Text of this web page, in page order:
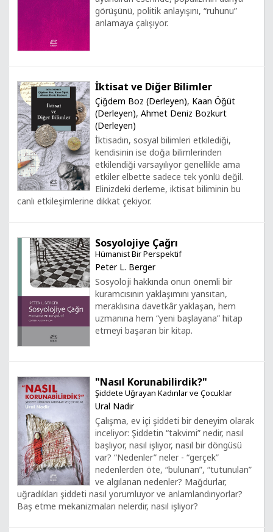
görüşünü, politik anlayışını, “ruhunu”
anlamaya çalışıyor.
İktisat ve Diğer Bilimler
Çiğdem Boz (Derleyen), Kaan Öğüt
(Derleyen), Ahmet Deniz Bozkurt
(Derleyen)
İktisadın, sosyal bilimleri etkilediği,
kendisinin ise doğa bilimlerinden
etkilendiği varsayılıyor genellikle ama
etkiler elbette sadece tek yönlü değil.
Elinizdeki derleme, iktisat biliminin bu
canlı etkileşimlerine dikkat çekiyor.
Sosyolojiye Çağrı
Hümanist Bir Perspektif
Peter L. Berger
Sosyoloji hakkında onun önemli bir
kuramcısının yaklaşımını yansıtan,
meraklısına davetkâr yaklaşan, hem
uzmanına hem “yeni başlayana” hitap
etmeyi başaran bir kitap.
"Nasıl Korunabilirdik?"
Şiddete Uğrayan Kadınlar ve Çocuklar
Ural Nadir
Çalışma, ev içi şiddeti bir deneyim olarak
inceliyor: Şiddetin “takvimi” nedir, nasıl
başlıyor, nasıl işliyor, nasıl bir döngüsü
var? “Nedenler” neler - “gerçek”
nedenlerden öte, “bulunan”, “tutunulan”
ve algılanan nedenler? Mağdurlar,
uğradıkları şiddeti nasıl yorumluyor ve anlamlandırıyorlar?
Baş etme mekanizmaları nelerdir, nasıl işliyor?